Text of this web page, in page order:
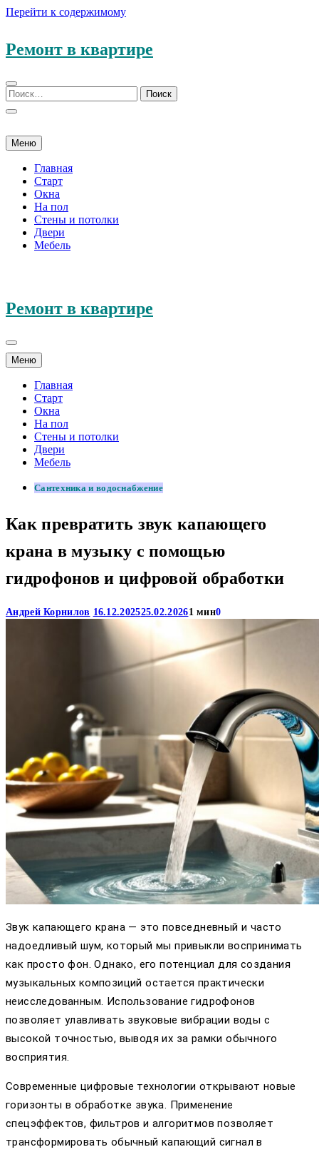
Перейти к содержимому
Ремонт в квартире
Меню
Главная
Старт
Окна
На пол
Стены и потолки
Двери
Мебель
Ремонт в квартире
Меню
Главная
Старт
Окна
На пол
Стены и потолки
Двери
Мебель
Сантехника и водоснабжение
Как превратить звук капающего
крана в музыку с помощью
гидрофонов и цифровой обработки
Андрей Корнилов 16.12.202525.02.20261 мин0
Звук капающего крана — это повседневный и часто
надоедливый шум, который мы привыкли воспринимать
как просто фон. Однако, его потенциал для создания
музыкальных композиций остается практически
неисследованным. Использование гидрофонов
позволяет улавливать звуковые вибрации воды с
высокой точностью, выводя их за рамки обычного
восприятия.
Современные цифровые технологии открывают новые
горизонты в обработке звука. Применение
спецэффектов, фильтров и алгоритмов позволяет
трансформировать обычный капающий сигнал в